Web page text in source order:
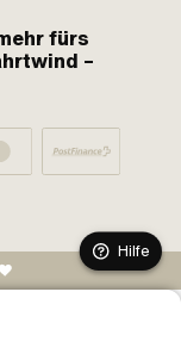
fürs
–
Hilfe